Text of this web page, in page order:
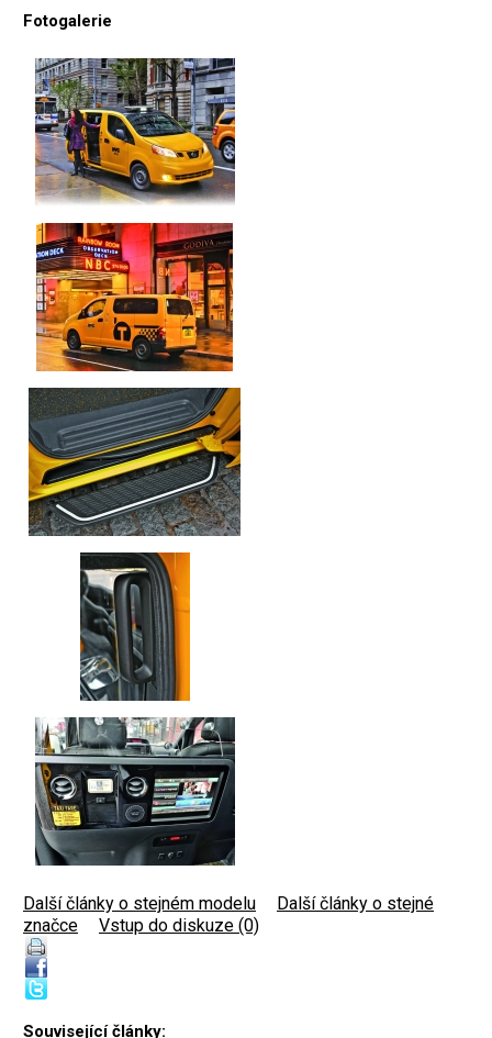
Fotogalerie
Další články o stejném modelu
Další články o stejné
značce
Vstup do diskuze (0)
Související články: